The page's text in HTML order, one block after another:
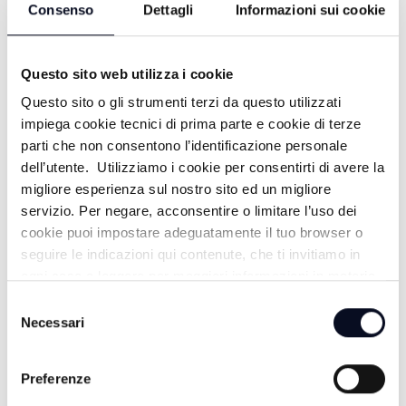
Consenso Dettagli Informazioni sui cookie
Questo sito web utilizza i cookie
Questo sito o gli strumenti terzi da questo utilizzati
impiega cookie tecnici di prima parte e cookie di terze
parti che non consentono l’identificazione personale
dell’utente. Utilizziamo i cookie per consentirti di avere la
migliore esperienza sul nostro sito ed un migliore
servizio. Per negare, acconsentire o limitare l’uso dei
cookie puoi impostare adeguatamente il tuo browser o
seguire le indicazioni qui contenute, che ti invitiamo in
delNecessari
Preferenze
ALTRE NOTIZIE TUTTE LE NOTIZIE